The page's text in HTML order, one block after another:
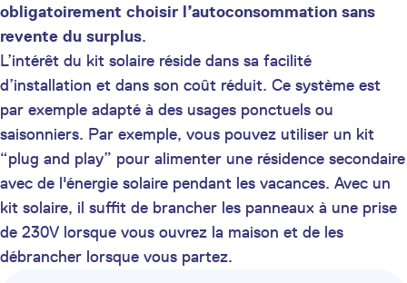
obligatoirement choisir l’autoconsommation sans
revente du surplus.
L’intérêt du kit solaire réside dans sa facilité
d’installation et dans son coût réduit. Ce système est
par exemple adapté à des usages ponctuels ou
saisonniers. Par exemple, vous pouvez utiliser un kit
“plug and play” pour alimenter une résidence secondaire
avec de l'énergie solaire pendant les vacances. Avec un
kit solaire, il suffit de brancher les panneaux à une prise
de 230V lorsque vous ouvrez la maison et de les
débrancher lorsque vous partez.